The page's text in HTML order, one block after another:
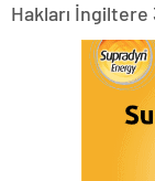
Hakları